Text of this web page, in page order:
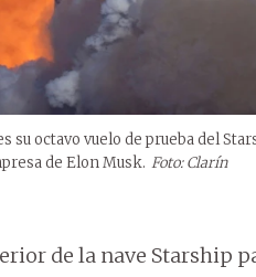
su octavo vuelo de prueba del
de Elon Musk. Foto: Clarín
de la nave Starship